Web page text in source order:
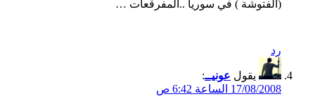
(الفتوشة ) في سوريا ..المفرقعات …
رد
يقول عونيــ:
17/08/2008 الساعة 6:42 ص